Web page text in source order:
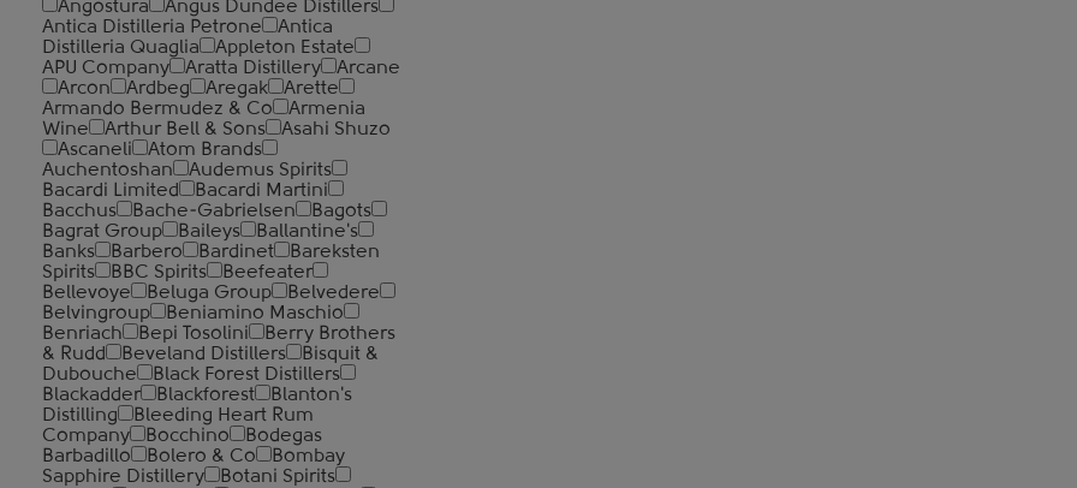
Angostura
Angus Dundee Distillers
Antica Distilleria Petrone
Antica
Distilleria Quaglia
Appleton Estate
APU Company
Aratta Distillery
Arcane
Arcon
Ardbeg Aregak
Arette
Armando Bermudez & Co
Armenia
Wine
Arthur Bell & Sons
Asahi Shuzo
Ascaneli
Atom Brands
Auchentoshan
Audemus Spirits
Bacardi Limited
Bacardi Martini
Bacchus
Bache-Gabrielsen
Bagots
Bagrat Group
Baileys
Ballantine's
Banks
Barbero Bardinet
Bareksten
Spirits
BBC Spirits
Beefeater
Bellevoye
Beluga Group
Belvedere
Belvingroup
Beniamino Maschio
Benriach
Bepi Tosolini
Berry Brothers
& Rudd
Beveland Distillers
Bisquit &
Dubouche
Black Forest Distillers
Blackadder
Blackforest
Blanton's
Distilling
Bleeding Heart Rum
Company
Bocchino
Bodegas
Barbadillo
Bolero & Co
Bombay
Sapphire Distillery
Botani Spirits